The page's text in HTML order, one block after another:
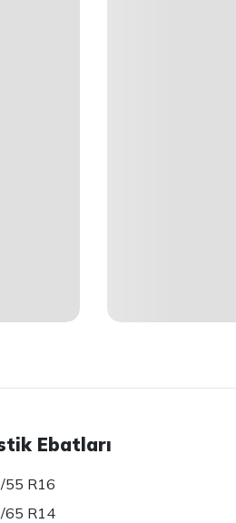
Ebatları
55 R16
65 R14